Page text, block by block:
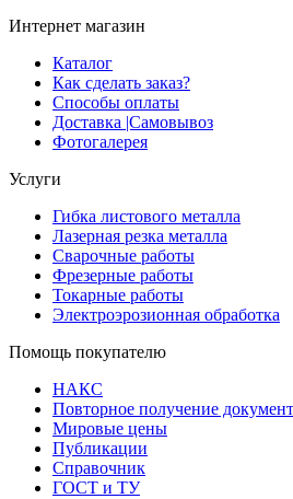
Интернет магазин
Каталог
Как сделать заказ?
Способы оплаты
Доставка |Cамовывоз
Фотогалерея
Услуги
Гибка листового металла
Лазерная резка металла
Сварочные работы
Фрезерные работы
Токарные работы
Электроэрозионная обработка
Помощь покупателю
НАКС
Повторное получение
Мировые цены
Публикации
Справочник
ГОСТ и ТУ